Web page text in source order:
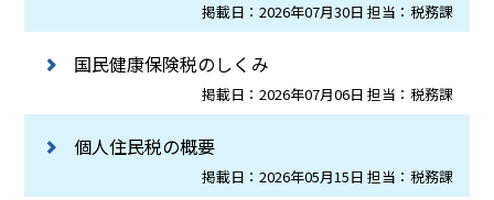
掲載日：2026年07月30日 担当：税務課
国民健康保険税のしくみ
掲載日：2026年07月06日 担当：税務課
個人住民税の概要
掲載日：2026年05月15日 担当：税務課